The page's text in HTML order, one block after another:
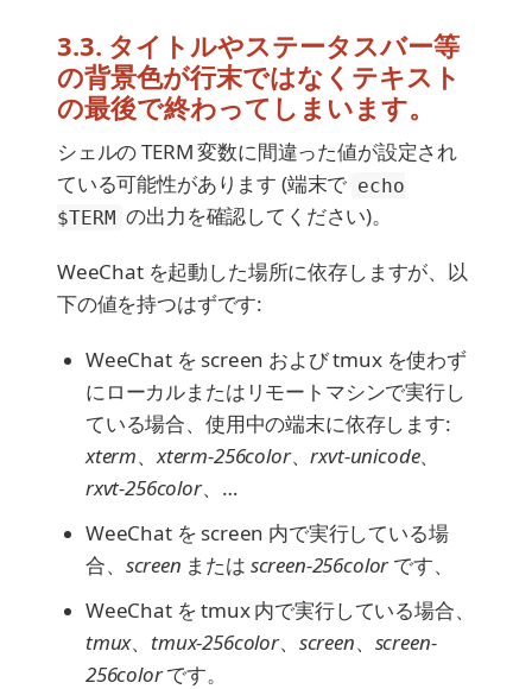
3.3. タイトルやステータスバー等
の背景色が行末ではなくテキスト
の最後で終わってしまいます。
シェルの TERM 変数に間違った値が設定され
ている可能性があります (端末で echo
$TERM の出力を確認してください)。
WeeChat を起動した場所に依存しますが、以
下の値を持つはずです:
WeeChat を screen および tmux を使わず
にローカルまたはリモートマシンで実行し
ている場合、使用中の端末に依存します:
xterm、xterm-256color、rxvt-unicode、
rxvt-256color、…​
WeeChat を screen 内で実行している場
合、 screen または screen-256colorです、
WeeChat を tmux 内で実行している場合、
tmux、 tmux-256color、 screen、 screen-
256colorです。